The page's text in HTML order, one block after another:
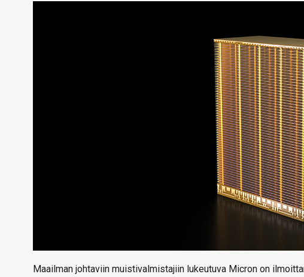
Maailman johtaviin muistivalmistajiin lukeutuva Micron on